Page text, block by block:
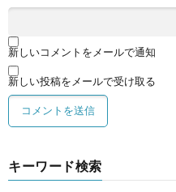
新しいコメントをメールで通知
新しい投稿をメールで受け取る
キーワード検索